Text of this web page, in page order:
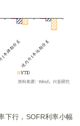
下行，SOFR利率小幅